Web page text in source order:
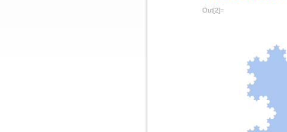
Out[2]=